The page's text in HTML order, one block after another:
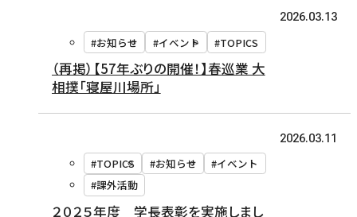
2026.03.13
#お知らせ #イベント #TOPICS
（再掲）【57年ぶりの開催！】春巡業 大
相撲「寝屋川場所」
2026.03.11
#TOPICS #お知らせ
#イベント
#課外活動
２０２５年度 学長表彰を実施しまし